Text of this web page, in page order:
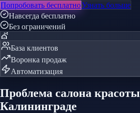
Попробовать бесплатноУзнать больше
Навсегда бесплатно
Без ограничений
💇
База клиентов
Воронка продаж
Автоматизация
Проблема салона красоты
Калининграде